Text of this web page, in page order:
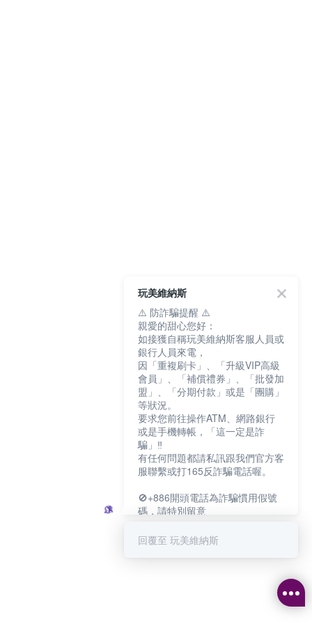
玩美維納斯
⚠️ 防詐騙提醒 ⚠️
親愛的甜心您好：
如接獲自稱玩美維納斯客服人員或
銀行人員來電，
因「重複刷卡」、「升級VIP高級
會員」、「補償禮券」、「批發加
盟」、「分期付款」或是「團購」
等狀況。
要求您前往操作ATM、網路銀行
或是手機轉帳，「這一定是詐
騙」‼️
有任何問題都請私訊跟我們官方客
服聯繫或打165反詐騙電話喔。
🚫+886開頭電話為詐騙慣用假號
碼，請特別留意
如何聯繫玩美維納斯客服?
可點擊下方對話框 "回覆 玩美維納
回覆至 玩美維納斯